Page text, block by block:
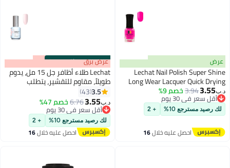
عرض
Lechat Nail Polish Super Shine
Long Wear Lacquer Quick Drying
Nail Color Resists Chips Fading
Lasts Up To 3 Weeks Precise
Application In One Stroke Nail Paint
Heartthrob Dw200
د.ب‏3.55
3.94خصم 9%
أقل سعر في 30 يوم
أقل سعر في 30 يوم
لك رصيد مسترجع 10% + 2
احصل عليه خلال16
00m:00s
·باقي 100% عرض برق
Lechat طلاء أظافر جل 15 مل، يدوم
طويلاً، مقاوم للتقشير، يتطلب
فوق البنفسجية Delicate Peach
Nbgp78
3.5
43
د.ب‏3.55
6.76خصم 47%
أقل سعر في 30 يوم
أقل سعر في 30 يوم
لك رصيد مسترجع 10% + 2
احصل عليه خلال16